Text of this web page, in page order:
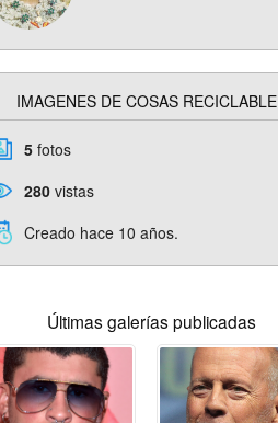
IMAGENES DE COSAS RECICLABLE
5 fotos
280 vistas
Creado hace 10 años.
Últimas galerías publicadas